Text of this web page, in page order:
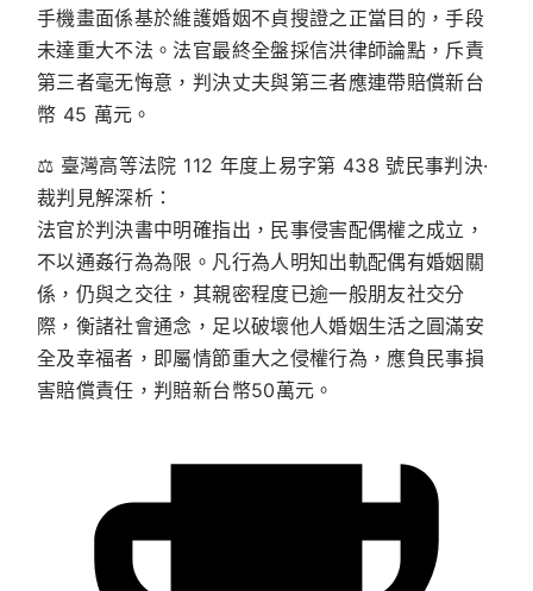
手機畫面係基於維護婚姻不貞搜證之正當目的，手段
未達重大不法。法官最終全盤採信洪律師論點，斥責
第三者毫无悔意，判決丈夫與第三者應連帶賠償新台
幣 45 萬元。
⚖️ 臺灣高等法院 112 年度上易字第 438 號民事判決·
裁判見解深析：
法官於判決書中明確指出，民事侵害配偶權之成立，
不以通姦行為為限。凡行為人明知出軌配偶有婚姻關
係，仍與之交往，其親密程度已逾一般朋友社交分
際，衡諸社會通念，足以破壞他人婚姻生活之圓滿安
全及幸福者，即屬情節重大之侵權行為，應負民事損
害賠償責任，判賠新台幣50萬元。